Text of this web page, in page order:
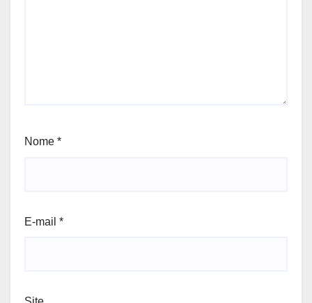
Nome *
E-mail *